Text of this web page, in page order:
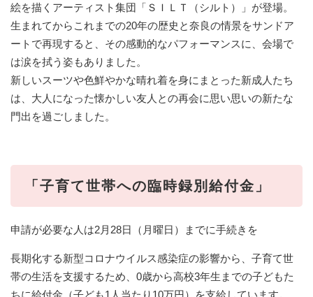
絵を描くアーティスト集団「ＳＩＬＴ（シルト）」が登場。
生まれてからこれまでの20年の歴史と奈良の情景をサンドア
ートで再現すると、その感動的なパフォーマンスに、会場で
は涙を拭う姿もありました。
新しいスーツや色鮮やかな晴れ着を身にまとった新成人たち
は、大人になった懐かしい友人との再会に思い思いの新たな
門出を過ごしました。
「子育て世帯への臨時録別給付金」
申請が必要な人は2月28日（月曜日）までに手続きを
長期化する新型コロナウイルス感染症の影響から、子育て世
帯の生活を支援するため、0歳から高校3年生までの子どもた
ちに給付金（子ども1人当たり10万円）を支給しています。